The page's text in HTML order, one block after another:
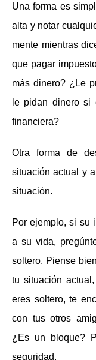
Una forma es
alta y notar
mente mientras
que pagar
más dinero? ¿Le
le pidan dinero si
financiera?
Otra forma de
situación actual y
situación.
Por ejemplo, si su
a su vida,
soltero. Piense
tu situación
eres soltero, te
con tus otros
¿Es un bloque?
seguridad.